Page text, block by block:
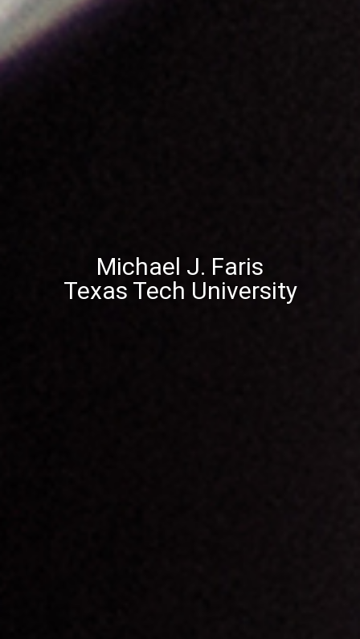
Michael J. Faris
Texas Tech University